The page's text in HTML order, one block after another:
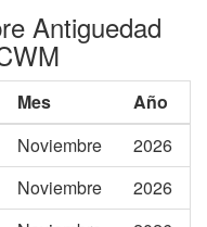
Antiguedad
Mes
Año
Noviembre
2026
Noviembre
2026